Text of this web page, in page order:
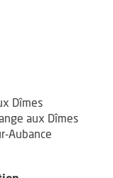
Dîmes
aux Dîmes
Aubance